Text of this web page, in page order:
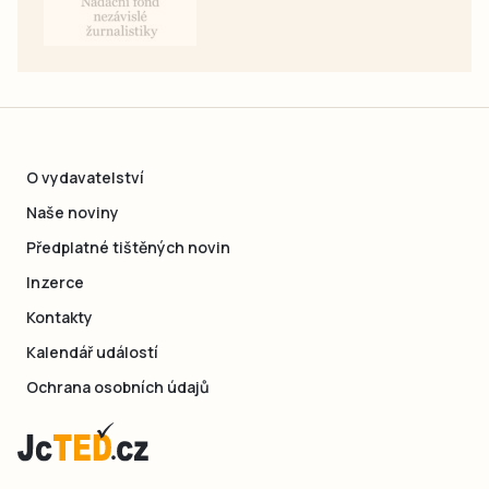
O vydavatelství
Naše noviny
Předplatné tištěných novin
Inzerce
Kontakty
Kalendář událostí
Ochrana osobních údajů